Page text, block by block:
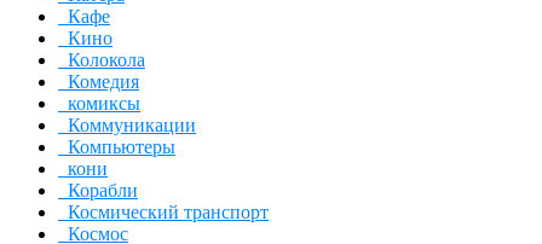
Кафе
Кино
Колокола
Комедия
комиксы
Коммуникации
Компьютеры
кони
Корабли
Космический транспорт
Космос